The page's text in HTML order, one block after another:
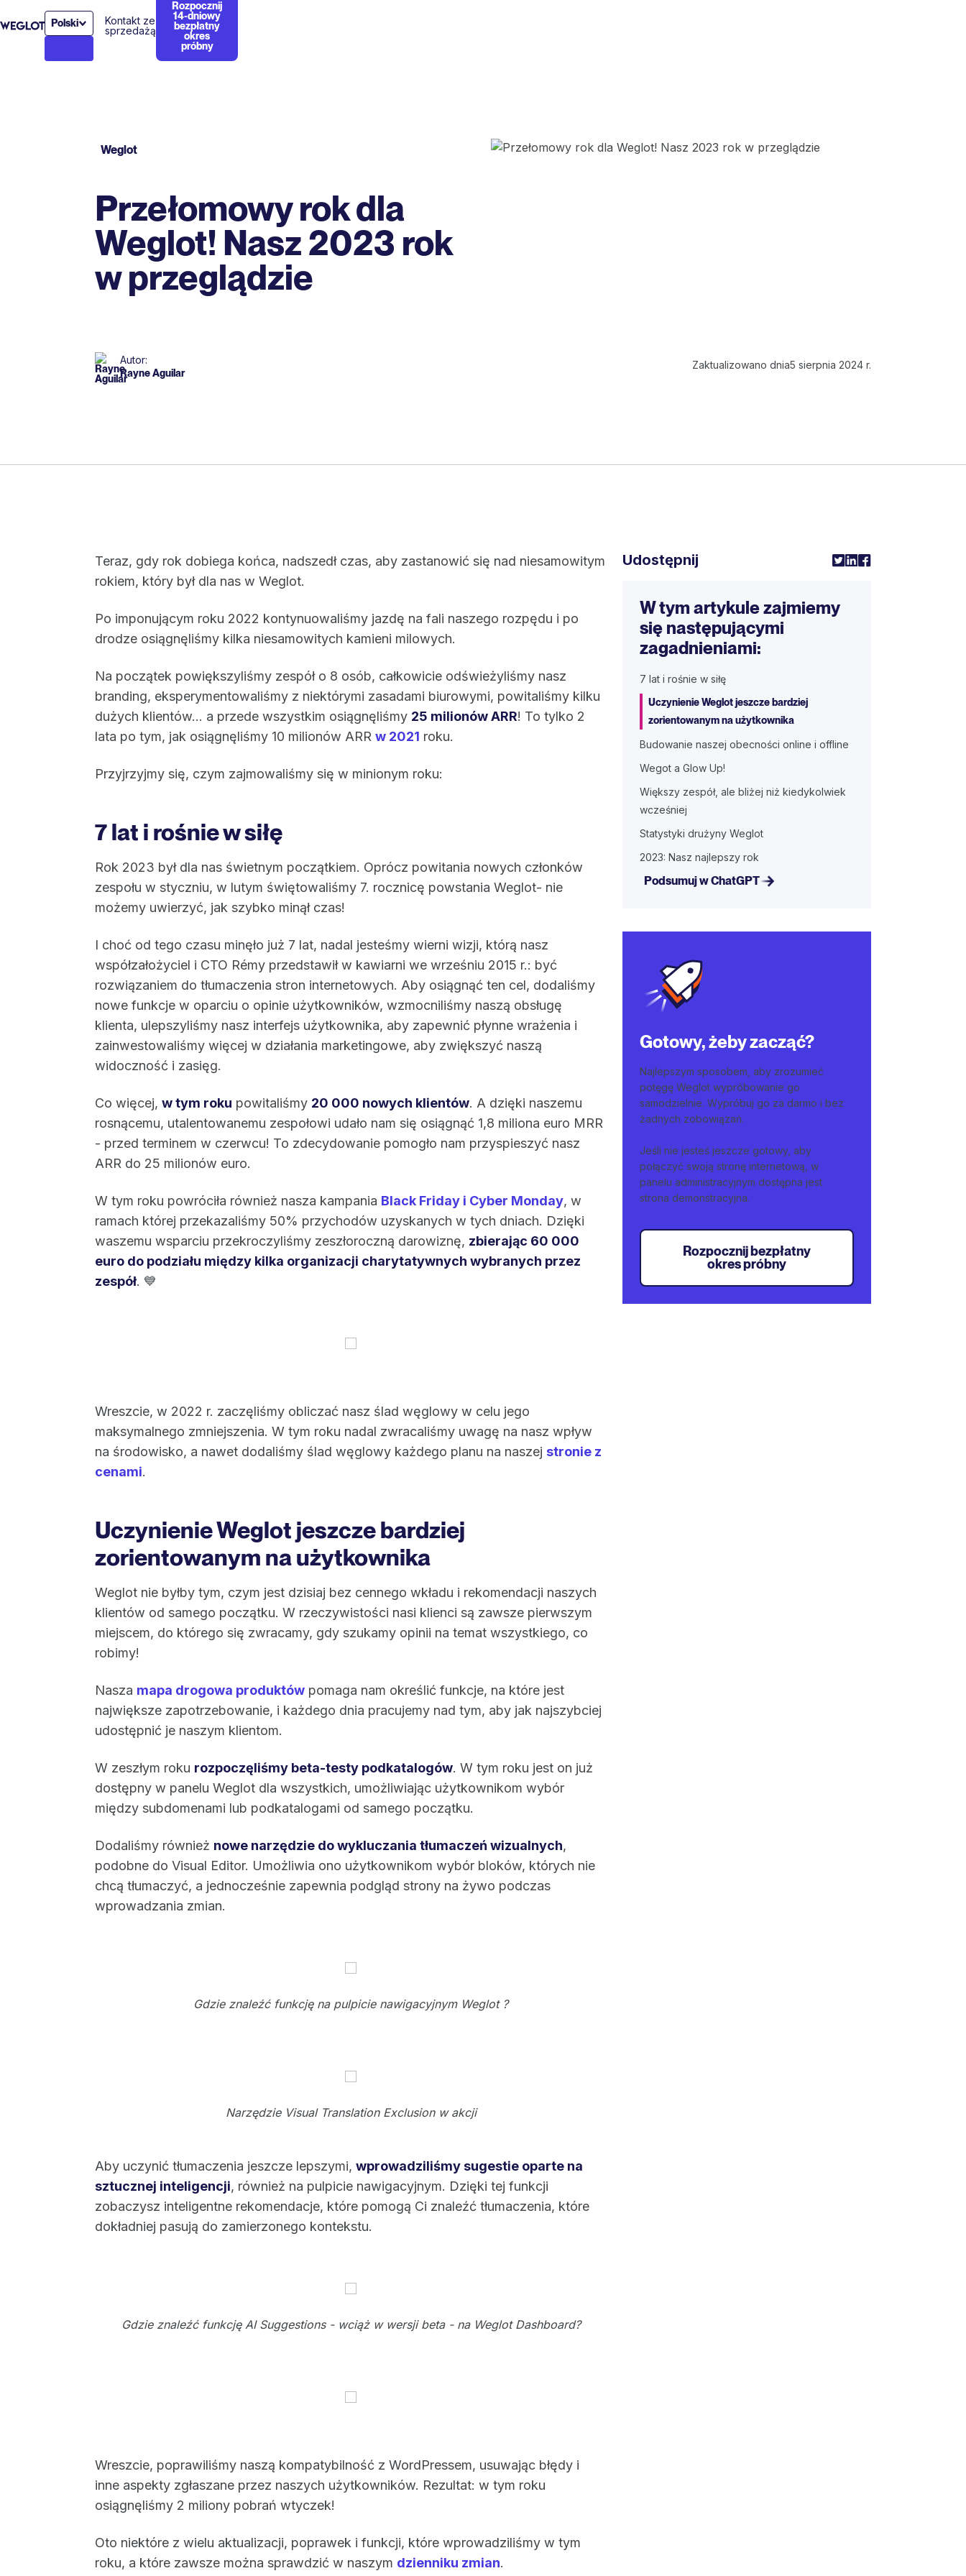
Polski
Kontakt ze
sprzedażą
Rozpocznij
14-dniowy
bezpłatny
okres
próbny
Weglot
Przełomowy rok dla
Weglot! Nasz 2023 rok
w przeglądzie
Autor:
Rayne Aguilar
Zaktualizowano dnia5 sierpnia 2024 r.
Teraz, gdy rok dobiega końca, nadszedł czas, aby zastanowić się nad niesamowitym
rokiem, który był dla nas w Weglot.
Po imponującym roku 2022 kontynuowaliśmy jazdę na fali naszego rozpędu i po
drodze osiągnęliśmy kilka niesamowitych kamieni milowych.
Na początek powiększyliśmy zespół o 8 osób, całkowicie odświeżyliśmy nasz
branding, eksperymentowaliśmy z niektórymi zasadami biurowymi, powitaliśmy kilku
dużych klientów... a przede wszystkim osiągnęliśmy 25 milionów ARR! To tylko 2
lata po tym, jak osiągnęliśmy 10 milionów ARR w 2021 roku.
Przyjrzyjmy się, czym zajmowaliśmy się w minionym roku:
7 lat i rośnie w siłę
Rok 2023 był dla nas świetnym początkiem. Oprócz powitania nowych członków
zespołu w styczniu, w lutym świętowaliśmy 7. rocznicę powstania Weglot- nie
możemy uwierzyć, jak szybko minął czas!
I choć od tego czasu minęło już 7 lat, nadal jesteśmy wierni wizji, którą nasz
współzałożyciel i CTO Rémy przedstawił w kawiarni we wrześniu 2015 r.: być
rozwiązaniem do tłumaczenia stron internetowych. Aby osiągnąć ten cel, dodaliśmy
nowe funkcje w oparciu o opinie użytkowników, wzmocniliśmy naszą obsługę
klienta, ulepszyliśmy nasz interfejs użytkownika, aby zapewnić płynne wrażenia i
zainwestowaliśmy więcej w działania marketingowe, aby zwiększyć naszą
widoczność i zasięg.
Co więcej, w tym roku powitaliśmy 20 000 nowych klientów. A dzięki naszemu
rosnącemu, utalentowanemu zespołowi udało nam się osiągnąć 1,8 miliona euro MRR
- przed terminem w czerwcu! To zdecydowanie pomogło nam przyspieszyć nasz
ARR do 25 milionów euro.
W tym roku powróciła również nasza kampania Black Friday i Cyber Monday, w
ramach której przekazaliśmy 50% przychodów uzyskanych w tych dniach. Dzięki
waszemu wsparciu przekroczyliśmy zeszłoroczną darowiznę, zbierając 60 000
euro do podziału między kilka organizacji charytatywnych wybranych przez
zespół. 💙
Wreszcie, w 2022 r. zaczęliśmy obliczać nasz ślad węglowy w celu jego
maksymalnego zmniejszenia. W tym roku nadal zwracaliśmy uwagę na nasz wpływ
na środowisko, a nawet dodaliśmy ślad węglowy każdego planu na naszej stronie z
cenami.
Uczynienie Weglot jeszcze bardziej
zorientowanym na użytkownika
Weglot nie byłby tym, czym jest dzisiaj bez cennego wkładu i rekomendacji naszych
klientów od samego początku. W rzeczywistości nasi klienci są zawsze pierwszym
miejscem, do którego się zwracamy, gdy szukamy opinii na temat wszystkiego, co
robimy!
Nasza mapa drogowa produktów pomaga nam określić funkcje, na które jest
największe zapotrzebowanie, i każdego dnia pracujemy nad tym, aby jak najszybciej
udostępnić je naszym klientom.
W zeszłym roku rozpoczęliśmy beta-testy podkatalogów. W tym roku jest on już
dostępny w panelu Weglot dla wszystkich, umożliwiając użytkownikom wybór
między subdomenami lub podkatalogami od samego początku.
Dodaliśmy również nowe narzędzie do wykluczania tłumaczeń wizualnych,
podobne do Visual Editor. Umożliwia ono użytkownikom wybór bloków, których nie
chcą tłumaczyć, a jednocześnie zapewnia podgląd strony na żywo podczas
wprowadzania zmian.
Gdzie znaleźć funkcję na pulpicie nawigacyjnym Weglot ?
Narzędzie Visual Translation Exclusion w akcji
Aby uczynić tłumaczenia jeszcze lepszymi, wprowadziliśmy sugestie oparte na
sztucznej inteligencji, również na pulpicie nawigacyjnym. Dzięki tej funkcji
zobaczysz inteligentne rekomendacje, które pomogą Ci znaleźć tłumaczenia, które
dokładniej pasują do zamierzonego kontekstu.
Gdzie znaleźć funkcję AI Suggestions - wciąż w wersji beta - na Weglot Dashboard?
Wreszcie, poprawiliśmy naszą kompatybilność z WordPressem, usuwając błędy i
inne aspekty zgłaszane przez naszych użytkowników. Rezultat: w tym roku
osiągnęliśmy 2 miliony pobrań wtyczek!
Oto niektóre z wielu aktualizacji, poprawek i funkcji, które wprowadziliśmy w tym
roku, a które zawsze można sprawdzić w naszym dzienniku zmian.
Udostępnij
W tym artykule zajmiemy
się następującymi
zagadnieniami:
7 lat i rośnie w siłę
Uczynienie Weglot jeszcze bardziej
zorientowanym na użytkownika
Budowanie naszej obecności online i offline
Wegot a Glow Up!
Większy zespół, ale bliżej niż kiedykolwiek
wcześniej
Statystyki drużyny Weglot
2023: Nasz najlepszy rok
Podsumuj w ChatGPT
Gotowy, żeby zacząć?
Najlepszym sposobem, aby zrozumieć
potęgę Weglot wypróbowanie go
samodzielnie. Wypróbuj go za darmo i bez
żadnych zobowiązań.
Jeśli nie jesteś jeszcze gotowy, aby
połączyć swoją stronę internetową, w
panelu administracyjnym dostępna jest
strona demonstracyjna.
Rozpocznij bezpłatny
okres próbny